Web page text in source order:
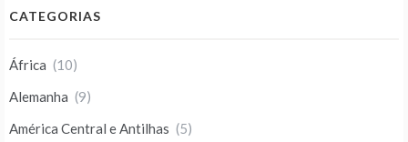
CATEGORIAS
África (10)
Alemanha (9)
América Central e Antilhas (5)